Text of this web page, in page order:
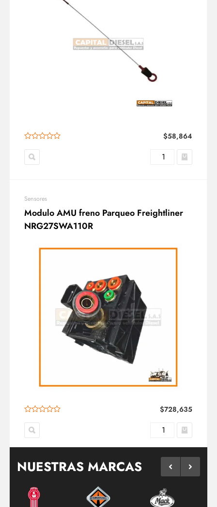
$58,864
Sensores
Modulo AMU freno Parqueo Freightliner
NRG27SWA110R
$728,635
NUESTRAS MARCAS